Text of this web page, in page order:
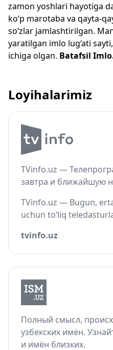
zamon yoshlari hayotiga
ko‘p marotaba va qayta-
so‘zlar jamlashtirilgan.
yaratilgan imlo lug‘ati
ichiga olgan. Batafsil
Loyihalarimiz
TVinfo.uz —
завтра и ближайшую
TVinfo.uz — Bugun,
uchun to‘liq
tvinfo.uz
Полный смысл,
узбекских имён.
и имён близких.